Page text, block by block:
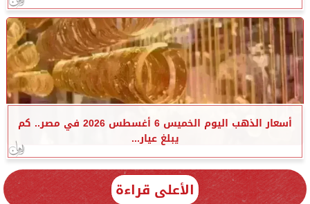
أسعار الذهب اليوم الخميس 6 أغسطس 2026 في مصر.. كم
يبلغ عيار...
الأعلى قراءة